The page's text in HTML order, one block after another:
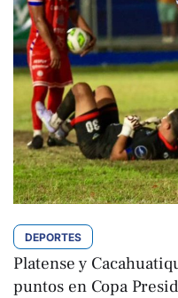
DEPORTES
Platense y
puntos en Copa